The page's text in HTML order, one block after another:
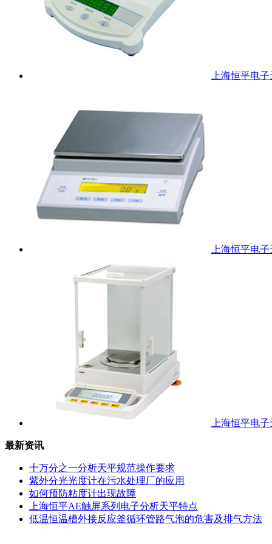
上海恒平电
上海恒平电
上海恒平电
最新资讯
十万分之一分析天平规范操作要求
紫外分光光度计在污水处理厂的应用
如何预防粘度计出现故障
上海恒平AE触屏系列电子分析天平特点
低温恒温槽外接反应釜循环管路气泡的危害及排气方法